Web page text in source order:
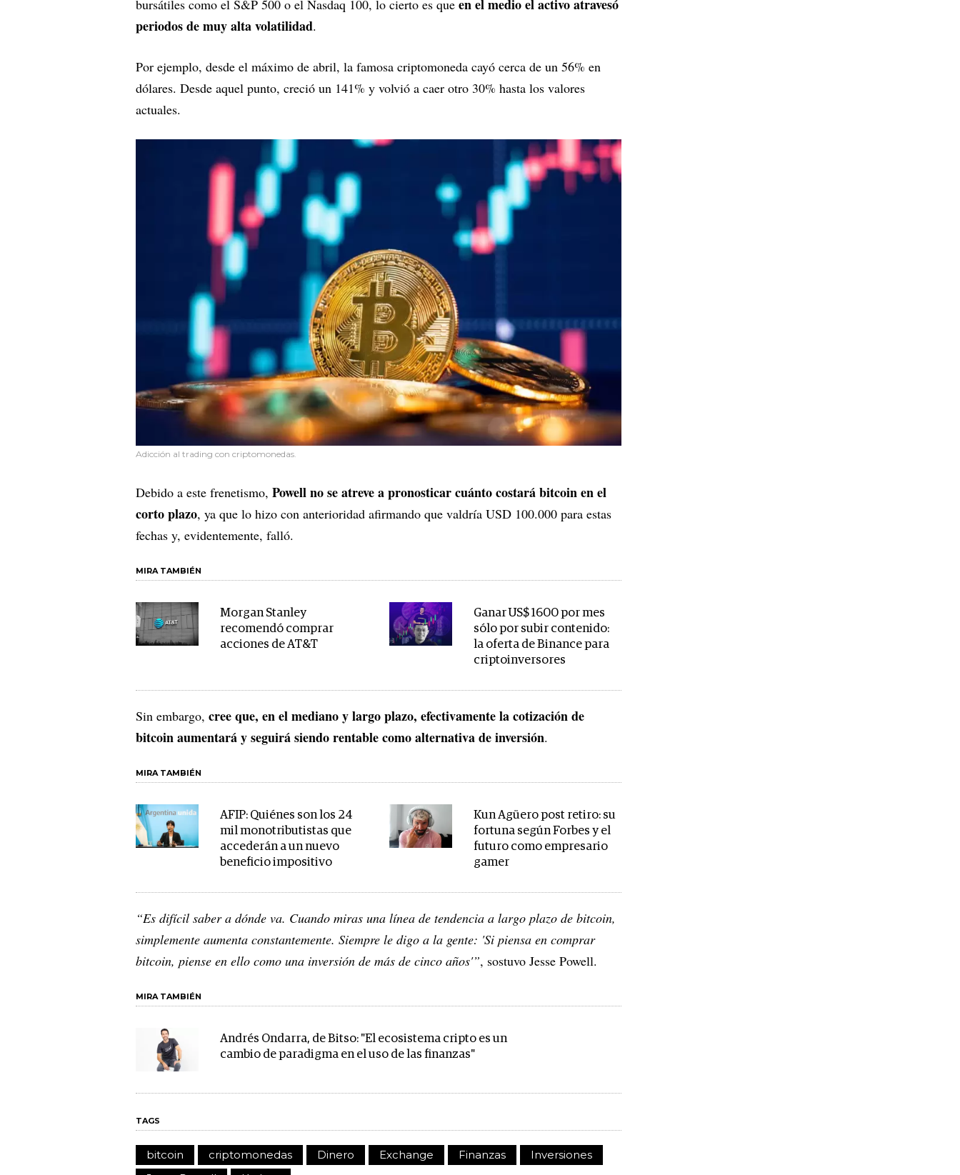
bursátiles como el S&P 500 o el Nasdaq 100, lo cierto es que en el medio el activo atravesó
periodos de muy alta volatilidad.
Por ejemplo, desde el máximo de abril, la famosa criptomoneda cayó cerca de un 56% en
dólares. Desde aquel punto, creció un 141% y volvió a caer otro 30% hasta los valores
actuales.
Adicción al trading con criptomonedas.
Debido a este frenetismo, Powell no se atreve a pronosticar cuánto costará bitcoin en el
corto plazo, ya que lo hizo con anterioridad afirmando que valdría USD 100.000 para estas
fechas y, evidentemente, falló.
MIRA TAMBIÉN
Morgan Stanley
recomendó comprar
acciones de AT&T
Ganar US$ 1600 por mes
sólo por subir contenido:
la oferta de Binance para
criptoinversores
Sin embargo, cree que, en el mediano y largo plazo, efectivamente la cotización de
bitcoin aumentará y seguirá siendo rentable como alternativa de inversión.
MIRA TAMBIÉN
AFIP: Quiénes son los 24
mil monotributistas que
accederán a un nuevo
beneficio impositivo
Kun Agüero post retiro: su
fortuna según Forbes y el
futuro como empresario
gamer
“Es difícil saber a dónde va. Cuando miras una línea de tendencia a largo plazo de bitcoin,
simplemente aumenta constantemente. Siempre le digo a la gente: 'Si piensa en comprar
bitcoin, piense en ello como una inversión de más de cinco años'”, sostuvo Jesse Powell.
MIRA TAMBIÉN
Andrés Ondarra, de Bitso: "El ecosistema cripto es un
cambio de paradigma en el uso de las finanzas"
TAGS
bitcoin criptomonedas Dinero Exchange Finanzas
Inversiones